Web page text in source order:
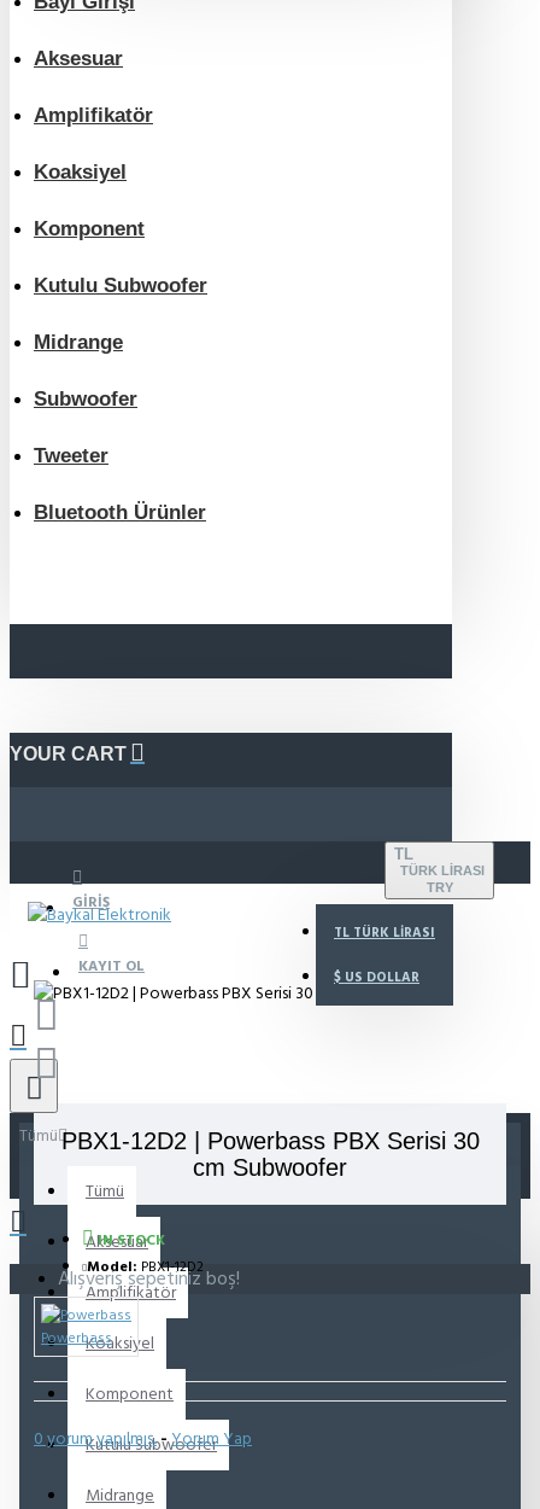
Aksesuar
Amplifikatör
Koaksiyel
Komponent
Kutulu Subwoofer
Midrange
Subwoofer
Tweeter
Bluetooth Ürünler
YOUR CART
GIRIŞ
KAYIT OL
TL
TÜRK LIRASI
TRY
TL TÜRK LIRASI
$ US DOLLAR
Tümü
Tümü
Aksesuar
Amplifikatör
Koaksiyel
Komponent
Kutulu Subwoofer
Midrange
Alışveriş sepetiniz boş!
PBX1-12D2 | Powerbass PBX Serisi 30
cm Subwoofer
IN STOCK
Model: PBX1-12D2
Powerbass
0 yorum yapılmış. -Yorum Yap